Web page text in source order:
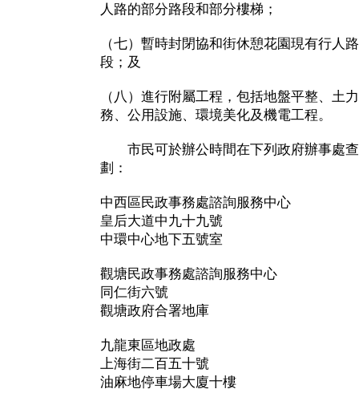
人路的部分路段和部分樓梯；
（七）暫時封閉協和街休憩花園現有行人
段；及
（八）進行附屬工程，包括地盤平整、土
務、公用設施、環境美化及機電工程。
市民可於辦公時間在下列政府辦事處查
劃：
中西區民政事務處諮詢服務中心
皇后大道中九十九號
中環中心地下五號室
觀塘民政事務處諮詢服務中心
同仁街六號
觀塘政府合署地庫
九龍東區地政處
上海街二百五十號
油麻地停車場大廈十樓